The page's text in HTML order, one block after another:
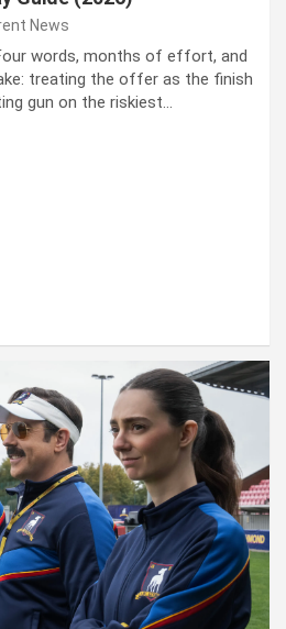
News
words, months of effort, and
treating the offer as the finish
gun on the riskiest…